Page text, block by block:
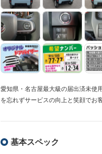
愛知県・名古屋最大級の届出済未使
を忘れずサービスの向上と笑顔でお
基本スペック